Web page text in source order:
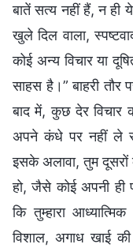
बातें सत्य नहीं हैं, न ही
खुले दिल वाला,
कोई अन्य विचार या
साहस है।” बाहरी तौर
बाद में, कुछ देर विचार
अपने कंधे पर नहीं ले
इसके अलावा, तुम
हो, जैसे कोई अपनी ही
कि तुम्हारा
विशाल, अगाध खाई